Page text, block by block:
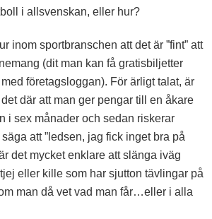
i allsvenskan, eller hur?
inom sportbranschen att det är ”fint” att
(dit man kan få gratisbiljetter
företagsloggan). För ärligt talat, är
där att man ger pengar till en åkare
i sex månader och sedan riskerar
att ”ledsen, jag fick inget bra på
det mycket enklare att slänga iväg
eller kille som har sjutton tävlingar på
man då vet vad man får…eller i alla